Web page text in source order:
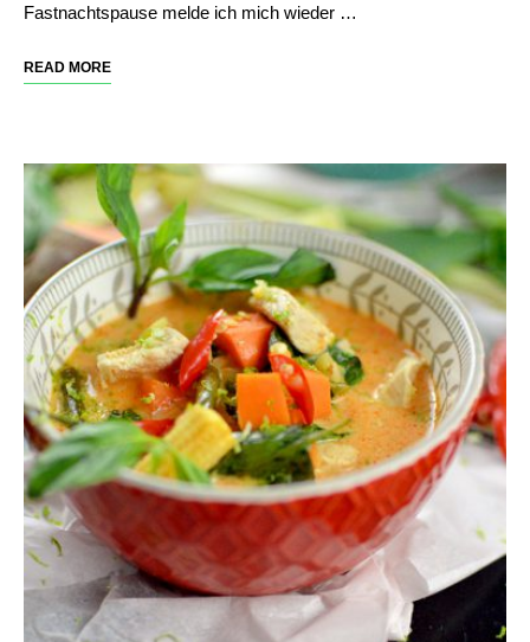
Fastnachtspause melde ich mich wieder …
READ MORE